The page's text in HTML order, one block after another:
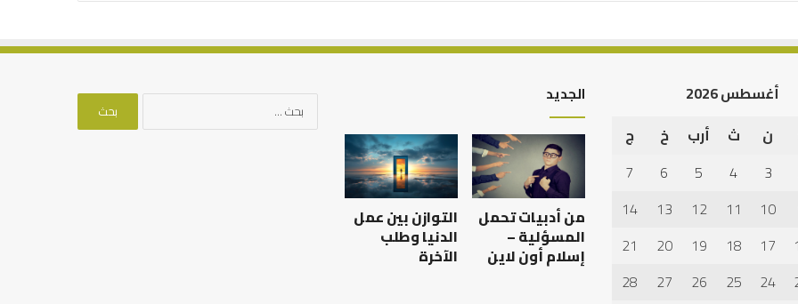
العبادات شخصية
أهم
أسباب
عدم
استجابة
الدعاء
أهم أسباب عدم استجابة
العلاقة
العلمية
بين
الإمام
مالك
والليث
بن
أغسطس 2026
ن ث أرب خ
ج
3
4
5
6
7
10
11
12
13
14
17
18
19
20
21
24
25
26
27
28
الجديد
من أدبيات تحمل
المسؤلية –
إسلام أون لاين
التوازن بين عمل
الدنيا وطلب
الآخرة
البحث